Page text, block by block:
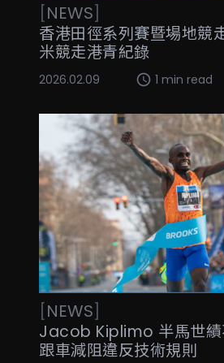
[NEWS]
香港田徑系列賽暨場地競
米競走港青紀錄
2026.02.09 1 min read
[NEWS]
Jacob Kiplimo 半馬世績
跟車減阻違反技術規則